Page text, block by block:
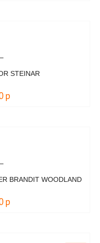
STEINAR
р
BRANDIT WOODLAND
р